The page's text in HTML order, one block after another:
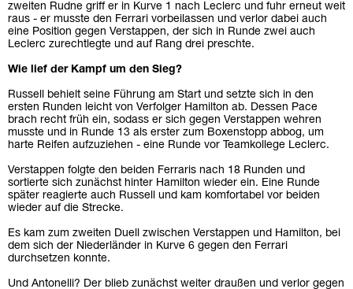
zweiten Rudne griff er in Kurve 1 nach Leclerc und fuhr erneut weit
raus - er musste den Ferrari vorbeilassen und verlor dabei auch
eine Position gegen Verstappen, der sich in Runde zwei auch
Leclerc zurechtlegte und auf Rang drei preschte.
Wie lief der Kampf um den Sieg?
Russell behielt seine Führung am Start und setzte sich in den
ersten Runden leicht von Verfolger Hamilton ab. Dessen Pace
brach recht früh ein, sodass er sich gegen Verstappen wehren
musste und in Runde 13 als erster zum Boxenstopp abbog, um
harte Reifen aufzuziehen - eine Runde vor Teamkollege Leclerc.
Verstappen folgte den beiden Ferraris nach 18 Runden und
sortierte sich zunächst hinter Hamilton wieder ein. Eine Runde
später reagierte auch Russell und kam komfortabel vor beiden
wieder auf die Strecke.
Es kam zum zweiten Duell zwischen Verstappen und Hamilton, bei
dem sich der Niederländer in Kurve 6 gegen den Ferrari
durchsetzen konnte.
Und Antonelli? Der blieb zunächst weiter draußen und verlor gegen